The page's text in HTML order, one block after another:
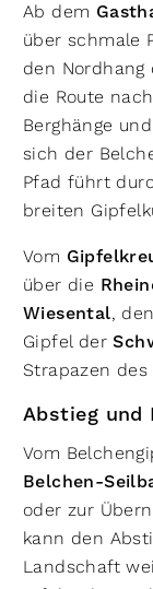
Ab dem
über schmale
den Nordhang
die Route
Berghänge
sich der
Pfad führt
breiten
Vom
über die
Wiesental,
Gipfel der
Strapazen
Abstieg und
Vom
Belchen-
oder zur
kann den
Landschaft